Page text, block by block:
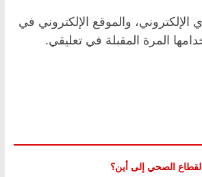
والموقع الإلكتروني في
المرة المقبلة في تعليقي.
الصحي إلى أين؟